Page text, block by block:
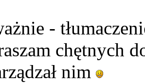
-
chętnych
nim